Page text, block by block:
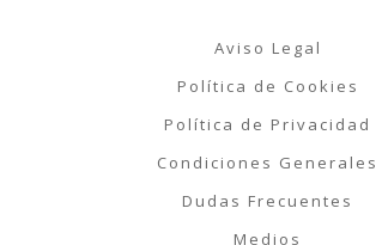
Aviso Legal
Política de Cookies
Política de Privacidad
Condiciones Generales
Dudas Frecuentes
Medios